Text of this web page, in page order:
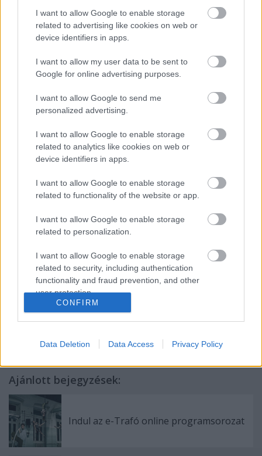
I want to allow Google to enable storage
related to advertising like cookies on web or
device identifiers in apps.
I want to allow my user data to be sent to
Google for online advertising purposes.
I want to allow Google to send me
personalized advertising.
I want to allow Google to enable storage
related to analytics like cookies on web or
device identifiers in apps.
I want to allow Google to enable storage
related to functionality of the website or app.
I want to allow Google to enable storage
related to personalization.
I want to allow Google to enable storage
related to security, including authentication
functionality and fraud prevention, and other
user protection.
CONFIRM
Data Deletion Data Access Privacy Policy
SZERDA, augusztus 22.
9.00-10.45
- JÁTÉK A TÉRREL - Egy jelenet több térszervezési
variációban
(Kaposi László)
- ÁRNYJÁTÉK, TÁRGYJÁTÉK, EGYSZERŰ BÁBOK - Közös
műhelymunka
(Kunné Darók Anikó)
11.15-13.00
- KÉPBŐL INDULUNK - A színházi kép fontossága,
- „TALÁLKOZÁSOK VERSEKKEL” - A versmondási
vágytól a versmondásig(Orbán Edit)
- CSAK OKOSAN!-Kreatív küzdelem napjainkban
okos diák és okos tanár között(Wenczel Imre)
- JANNE TELLER: SEMMI - „színjátszó” szemszögből
(Kis Tibor)
Marczibányi Téri Művelődési Központ
1022 Budapest, Marczibányi tér 5/a.
Ajánlott bejegyzések:
Indul az e-Trafó online programsorozat